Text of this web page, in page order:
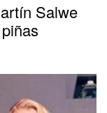
Salwe